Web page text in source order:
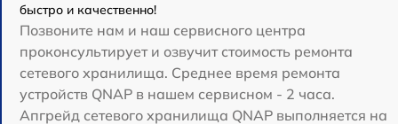
быстро и качественно!
Позвоните нам и наш сервисного центра
проконсультирует и озвучит стоимость ремонта
сетевого хранилища. Среднее время ремонта
устройств QNAP в нашем сервисном - 2 часа.
Апгрейд сетевого хранилища QNAP выполняется на